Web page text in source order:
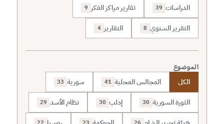
الدراسات 39 تقارير مراكز الفكر 9
التقرير السنوي 8 التقارير 4
الموضوع
الكل المجالس المحلية 41 سورية 33
الثورة السورية 30 إدلب 30 نظام الأسد 29